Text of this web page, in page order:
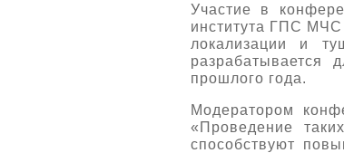
Участие в
института ГПС
локализации и
разрабатывается
прошлого года.
Модератором
«Проведение
способствуют